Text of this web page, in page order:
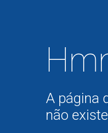
A página
não